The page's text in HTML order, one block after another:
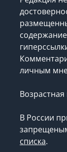
личным
Возрастная
В России
списка.